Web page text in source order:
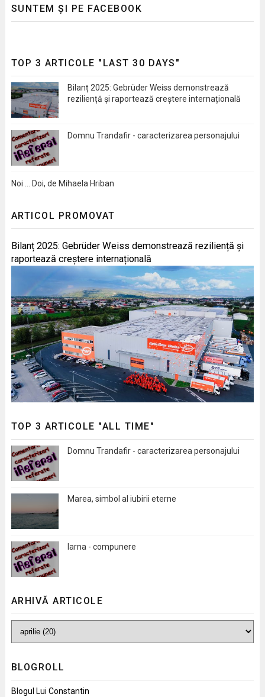
SUNTEM ȘI PE FACEBOOK
TOP 3 ARTICOLE "LAST 30 DAYS"
Bilanț 2025: Gebrüder Weiss demonstrează
reziliență și raportează creștere internațională
Domnu Trandafir - caracterizarea personajului
Noi … Doi, de Mihaela Hriban
ARTICOL PROMOVAT
Bilanț 2025: Gebrüder Weiss demonstrează reziliență și
raportează creștere internațională
TOP 3 ARTICOLE "ALL TIME"
Domnu Trandafir - caracterizarea personajului
Marea, simbol al iubirii eterne
Iarna - compunere
ARHIVĂ ARTICOLE
BLOGROLL
Blogul Lui Constantin